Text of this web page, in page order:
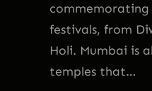
festivals, from
Holi. Mumbai is
temples that…